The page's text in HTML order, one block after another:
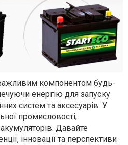
компонентом будь-
енергію для запуску
систем та аксесуарів. У
промисловості,
Давайте
інновації та перспективи